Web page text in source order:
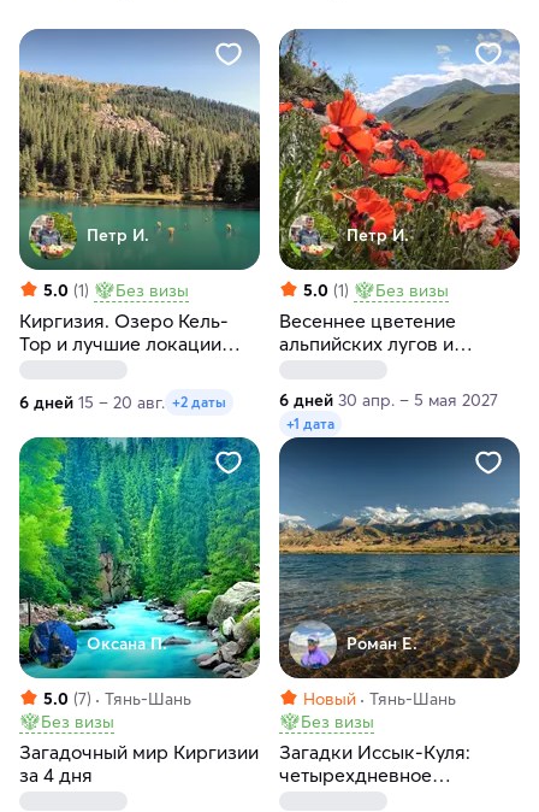
Петр И.
5.0 (1) Без визы
Киргизия. Озеро Кель-
Тор и лучшие локации
северного берега Иссык-
6 дней 15 – 20 авг. +2 даты
Петр И.
5.0 (1) Без визы
Весеннее цветение
альпийских лугов и
горные озера Южной
Киргизии
6 дней 30 апр. – 5 мая 2027
+1 дата
Оксана П.
5.0 (7)
Тянь-Шань
Без визы
Загадочный мир Киргизии
за 4 дня
Роман Е.
Новый
Тянь-Шань
Без визы
Загадки Иссык-Куля:
четырехдневное
приключение в Киргизии